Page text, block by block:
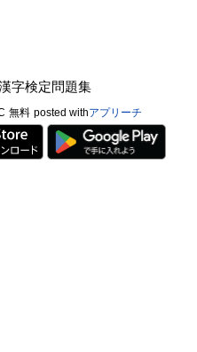
字検定問題集
無料 posted withアプリーチ